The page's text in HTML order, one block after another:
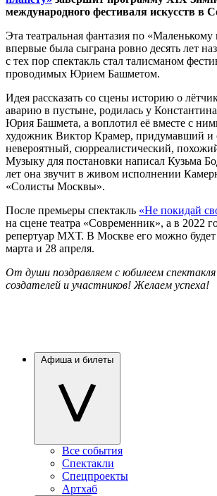
международного фестиваля искусств в
Эта театральная фантазия по
впервые была сыграна ровно десять лет
с тех пор спектакль стал талисманом
проводимых Юрием Башметом.
Идея рассказать со сцены историю о
аварию в пустыне, родилась у
Юрия Башмета, а воплотил её вместе с
художник Виктор Крамер, придумавший и
невероятный, сюрреалистический,
Музыку для постановки написал Кузьма
лет она звучит в живом исполнении
«Солисты Москвы».
После премьеры спектакль «Не покидай
на сцене театра «Современник», а в 2022
репертуар МХТ. В Москве его можно будет
марта и 28 апреля.
От души поздравляем с юбилеем спектакля
создателей и участников! Желаем успеха!
Афиша и билеты
Все события
Спектакли
Спецпроекты
Артхаб